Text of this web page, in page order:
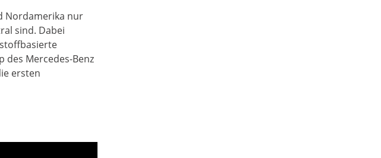
Nordamerika nur
sind. Dabei
Mercedes-Benz
ersten